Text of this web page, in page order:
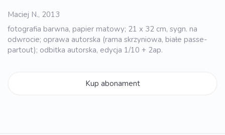
Maciej N., 2013
fotografia barwna, papier matowy; 21 x 32 cm, sygn. na
odwrocie; oprawa autorska (rama skrzyniowa, białe passe-
partout); odbitka autorska, edycja 1/10 + 2ap.
Kup abonament